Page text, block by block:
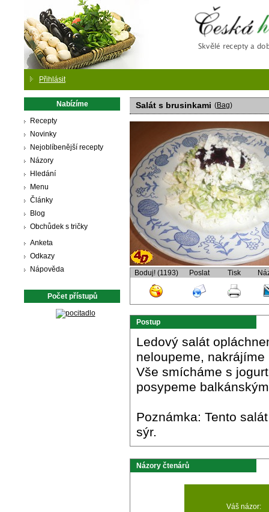
Přihlásit
Nabízíme
Recepty
Novinky
Nejoblíbenější recepty
Názory
Hledání
Menu
Články
Blog
Obchůdek s tričky
Anketa
Odkazy
Nápověda
Počet přístupů
Salát s brusinkami (Bag)
Boduj! (1193) Poslat Tisk
Postup
Ledový salát
neloupeme,
Vše smícháme s
posypeme
Poznámka: Tento
sýr.
Názory čtenárů
Váš názor: